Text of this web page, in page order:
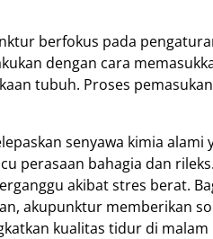
berfokus pada
dengan cara
tubuh. Proses
senyawa kimia
perasaan bahagia dan
akibat stres berat.
akupunktur memberikan
kualitas tidur di malam